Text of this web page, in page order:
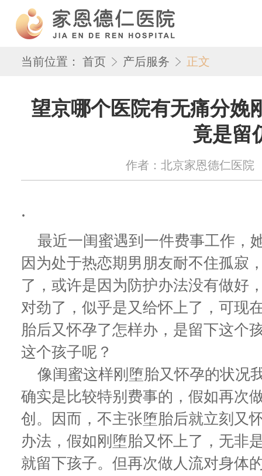
当前位置： 首页 产后服务 正文
望京哪个医院有无痛分娩
竟是留
作者：北京家恩德仁医院
.
最近一闺蜜遇到一件费事工作，
因为处于热恋期男朋友耐不住孤寂
了，或许是因为防护办法没有做好
对劲了，似乎是又给怀上了，可现
胎后又怀孕了怎样办，是留下这个
这个孩子呢？
像闺蜜这样刚堕胎又怀孕的状况
确实是比较特别费事的，假如再次
创。因而，不主张堕胎后就立刻又
办法，假如刚堕胎又怀上了，无非
就留下孩子。但再次做人流对身体